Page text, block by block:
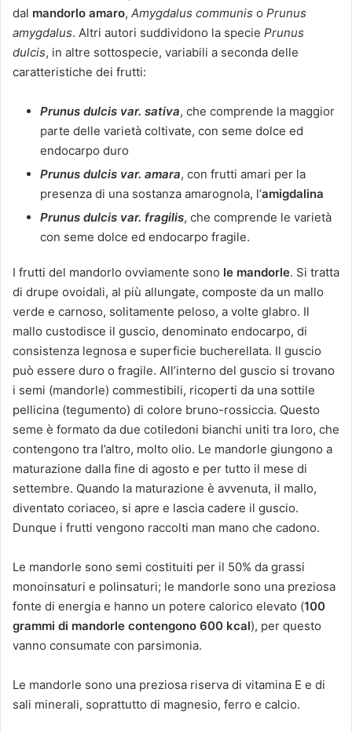
dal mandorlo amaro, Amygdalus communis o Prunus
amygdalus. Altri autori suddividono la specie Prunus
dulcis, in altre sottospecie, variabili a seconda delle
caratteristiche dei frutti:
Prunus dulcis var. sativa, che comprende la maggior
parte delle varietà coltivate, con seme dolce ed
endocarpo duro
Prunus dulcis var. amara, con frutti amari per la
presenza di una sostanza amarognola, l’amigdalina
Prunus dulcis var. fragilis, che comprende le varietà
con seme dolce ed endocarpo fragile.
I frutti del mandorlo ovviamente sono le mandorle. Si tratta
di drupe ovoidali, al più allungate, composte da un mallo
verde e carnoso, solitamente peloso, a volte glabro. Il
mallo custodisce il guscio, denominato endocarpo, di
consistenza legnosa e superficie bucherellata. Il guscio
può essere duro o fragile. All’interno del guscio si trovano
i semi (mandorle) commestibili, ricoperti da una sottile
pellicina (tegumento) di colore bruno-rossiccia. Questo
seme è formato da due cotiledoni bianchi uniti tra loro, che
contengono tra l’altro, molto olio. Le mandorle giungono a
maturazione dalla fine di agosto e per tutto il mese di
settembre. Quando la maturazione è avvenuta, il mallo,
diventato coriaceo, si apre e lascia cadere il guscio.
Dunque i frutti vengono raccolti man mano che cadono.
Le mandorle sono semi costituiti per il 50% da grassi
monoinsaturi e polinsaturi; le mandorle sono una preziosa
fonte di energia e hanno un potere calorico elevato (100
grammi di mandorle contengono 600 kcal), per questo
vanno consumate con parsimonia.
Le mandorle sono una preziosa riserva di vitamina E e di
sali minerali, soprattutto di magnesio, ferro e calcio.